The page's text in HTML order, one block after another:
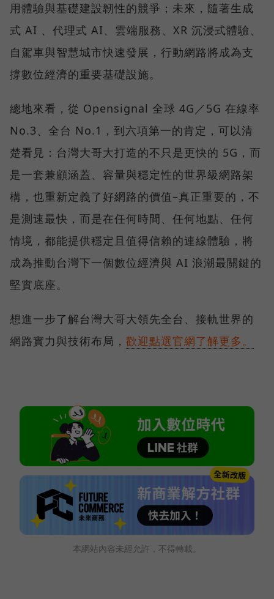
用體驗與基礎建設韌性的競爭；未來，隨著生成
式 AI 、代理式 AI、雲端服務、XR 沉浸式體驗、
自駕車與智慧城市快速發展，行動網路將成為支
撐數位經濟的重要基礎設施。
總地來看，從 Opensignal 全球 4G／5G 在線率
No.3、全台 No.1，到六項第一的肯定，可以清
楚看見：台灣大哥大打造的不只是更快的 5G，而
是一套兼顧涵蓋、容量與穩定性的世界級網路架
構，也重新定義了好網路的價值–真正重要的，不
是測速最快，而是在任何時間、任何地點、任何
情境，都能提供穩定且值得信賴的連線體驗，將
成為推動台灣下一個數位經濟與 AI 浪潮最關鍵的
堅實底座。
想進一步了解台灣大哥大領先全台、接軌世界的
網路實力與技術布局， 歡迎點選官網了解更多。
本網站內容未經允許，不得轉載。